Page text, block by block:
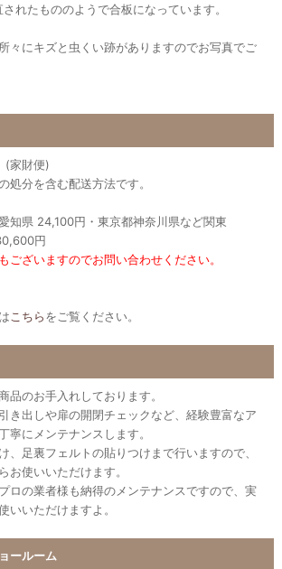
れたもののようで合板になっています。
々にキズと虫くい跡がありますのでお写真でご
(家財便)
処分を含む配送方法です。
知県 24,100円・東京都神奈川県など関東
円
ございますのでお問い合わせください。
こちらをご覧ください。
品のお手入れしております。
き出しや扉の開閉チェックなど、経験豊富なア
寧にメンテナンスします。
、足裏フェルトの貼りつけまで行いますので、
お使いいただけます。
ロの業者様も納得のメンテナンスですので、実
いいただけますよ。
ールーム